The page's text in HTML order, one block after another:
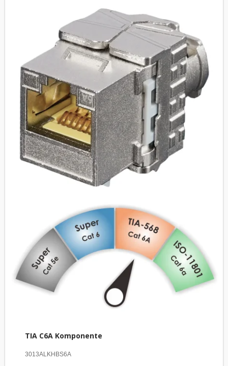
TIA C6A Komponente
3013ALKHBS6A